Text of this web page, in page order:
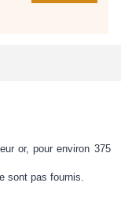
or, pour environ 375
sont pas fournis.